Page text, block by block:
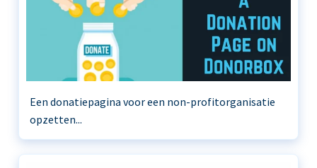
Een donatiepagina voor een non-profitorganisatie
opzetten...